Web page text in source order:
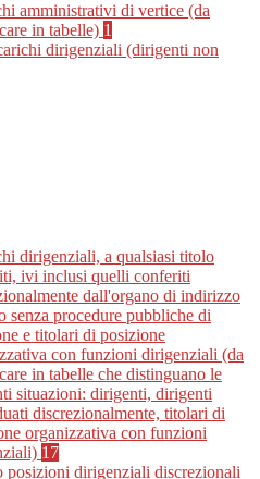
amministrativi di vertice (da
in tabelle) 1
dirigenziali (dirigenti non
dirigenziali, a qualsiasi titolo
ivi inclusi quelli conferiti
dall'organo di indirizzo
senza procedure pubbliche di
e titolari di posizione
con funzioni dirigenziali (da
in tabelle che distinguano le
situazioni: dirigenti, dirigenti
discrezionalmente, titolari di
organizzativa con funzioni
17
posizioni dirigenziali discrezionali